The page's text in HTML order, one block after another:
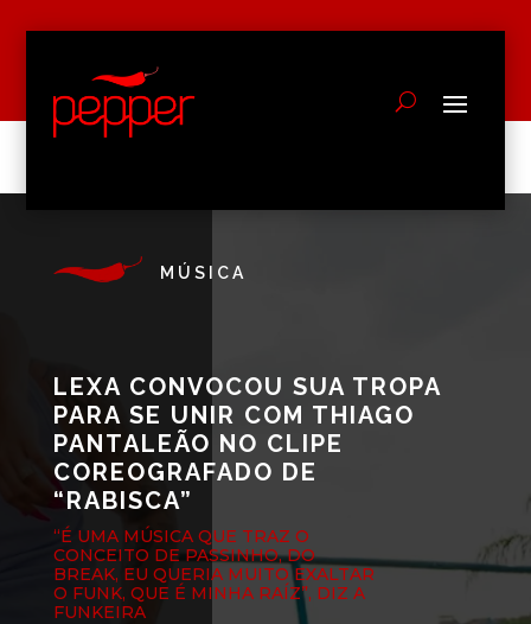
MÚSICA
LEXA CONVOCOU SUA TROPA
PARA SE UNIR COM THIAGO
PANTALEÃO NO CLIPE
COREOGRAFADO DE
“RABISCA”
“É UMA MÚSICA QUE TRAZ O
CONCEITO DE PASSINHO, DO
BREAK, EU QUERIA MUITO EXALTAR
O FUNK, QUE É MINHA RAÍZ”, DIZ A
FUNKEIRA